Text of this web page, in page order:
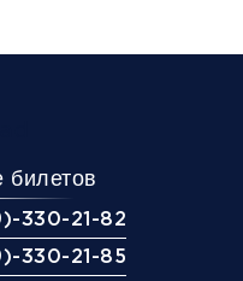
билетов
330-21-82
330-21-85